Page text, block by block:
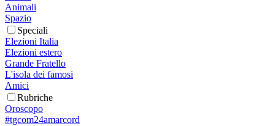
Animali
Spazio
Speciali
Elezioni Italia
Elezioni estero
Grande Fratello
L'isola dei famosi
Amici
Rubriche
Oroscopo
#tgcom24amarcord